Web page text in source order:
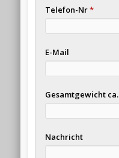
Telefon-Nr*
E-Mail
Gesamtgewicht ca.
Nachricht